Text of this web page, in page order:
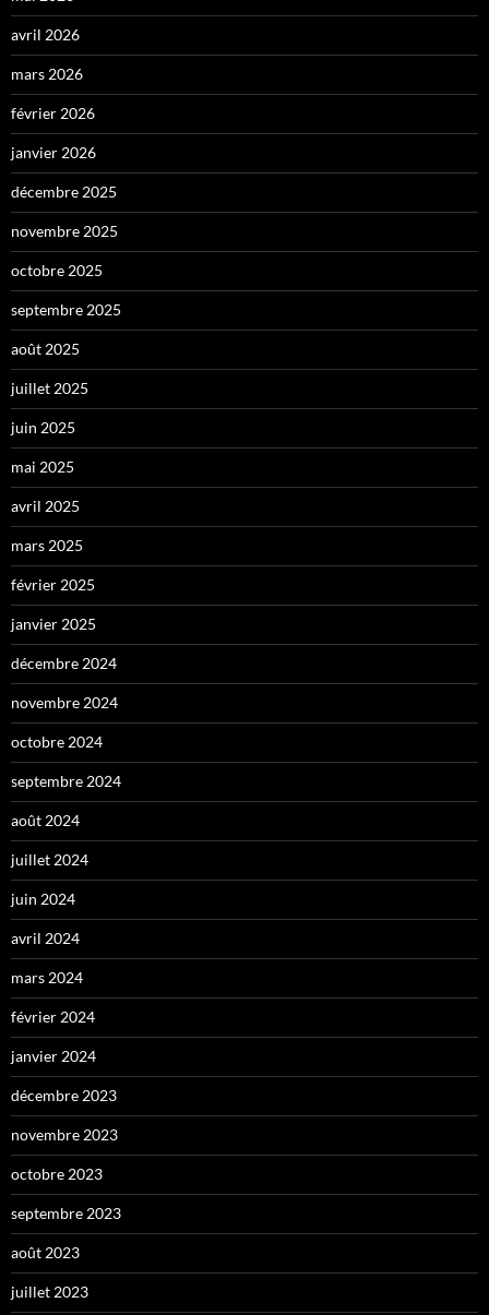
avril 2026
mars 2026
février 2026
janvier 2026
décembre 2025
novembre 2025
octobre 2025
septembre 2025
août 2025
juillet 2025
juin 2025
mai 2025
avril 2025
mars 2025
février 2025
janvier 2025
décembre 2024
novembre 2024
octobre 2024
septembre 2024
août 2024
juillet 2024
juin 2024
avril 2024
mars 2024
février 2024
janvier 2024
décembre 2023
novembre 2023
octobre 2023
septembre 2023
août 2023
juillet 2023